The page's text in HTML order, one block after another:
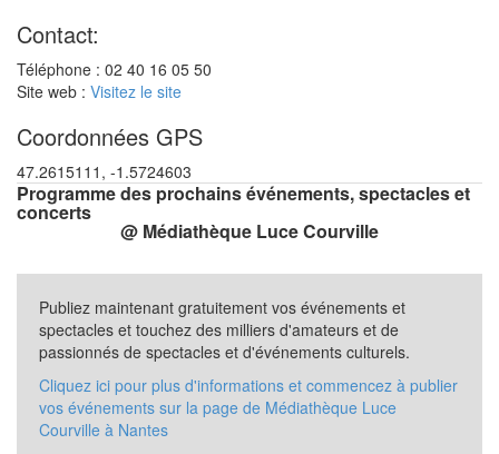
Contact:
Téléphone : 02 40 16 05 50
Site web : Visitez le site
Coordonnées GPS
47.2615111, -1.5724603
Programme des prochains événements, spectacles et
concerts
@ Médiathèque Luce Courville
Publiez maintenant gratuitement vos événements et
spectacles et touchez des milliers d'amateurs et de
passionnés de spectacles et d'événements culturels.
Cliquez ici pour plus d'informations et commencez à publier
vos événements sur la page de Médiathèque Luce
Courville à Nantes